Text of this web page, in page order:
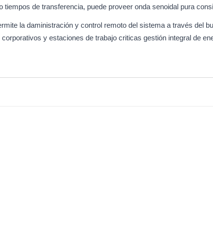
tiempos de transferencia, puede proveer onda senoidal pura
la daministración y control remoto del sistema a través del
y estaciones de trabajo criticas gestión integral de